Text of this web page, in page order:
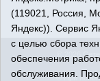
© 2026
© При
(119021, Россия,
Яндекс)). Сервис
с целью сбора
обеспечения
обслуживания.